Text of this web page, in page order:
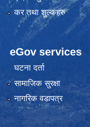
कर तथा शुल्कहरु
eGov services
घटना दर्ता
सामाजिक सुरक्षा
नागरिक वडापत्र